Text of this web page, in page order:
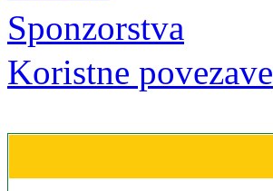
Sponzorstva
Koristne povezave